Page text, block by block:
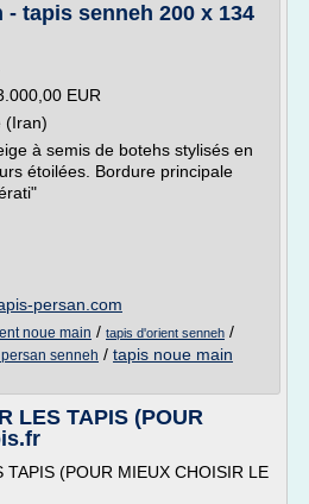
tapis senneh 200 x 134
EUR
(Iran)
à semis de botehs stylisés en
étoilées. Bordure principale
persan.com
noue main / tapis d'orient senneh /
senneh / tapis noue main
LES TAPIS (POUR
TAPIS (POUR MIEUX CHOISIR LE